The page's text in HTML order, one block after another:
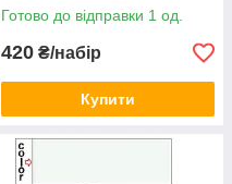
Готово до відправки 1 од.
420 ₴/набір
Купити